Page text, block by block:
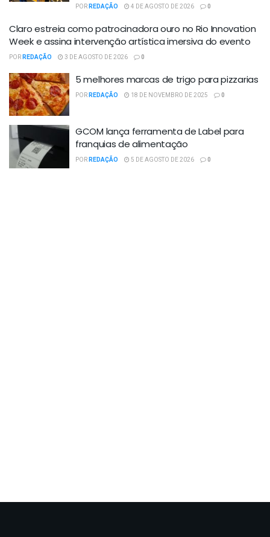
PORREDAÇÃO 4 DE AGOSTO DE 2026 0
Claro estreia como patrocinadora ouro no Rio Innovation
Week e assina intervenção artística imersiva do evento
PORREDAÇÃO 3 DE AGOSTO DE 2026 0
5 melhores marcas de trigo para pizzarias
PORREDAÇÃO 18 DE NOVEMBRO DE 2025 0
GCOM lança ferramenta de Label para
franquias de alimentação
PORREDAÇÃO 5 DE AGOSTO DE 2026 0